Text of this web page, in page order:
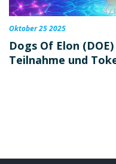
Oktober 25 2025
Dogs Of Elon
Teilnahme und